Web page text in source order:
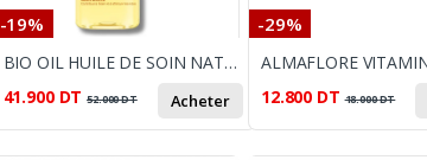
-19%
BIO OIL HUILE DE SOIN NATURELLE 125ML
41.900 DT 52.000DT Acheter
-29%
12.800 DT 18.000DT